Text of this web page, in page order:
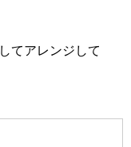
てアレンジして